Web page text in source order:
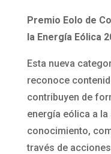
Premio Eolo de
la Energía Eólica
Esta nueva
reconoce
contribuyen de
energía eólica a
conocimiento,
través de